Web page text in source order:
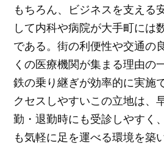
もちろん、ビジネスを支える
して内科や病院が大手町には
である。街の利便性や交通の
くの医療機関が集まる理由の
鉄の乗り継ぎが効率的に実施
クセスしやすいこの立地は、
勤・退勤時にも受診しやすく
も気軽に足を運べる環境を築